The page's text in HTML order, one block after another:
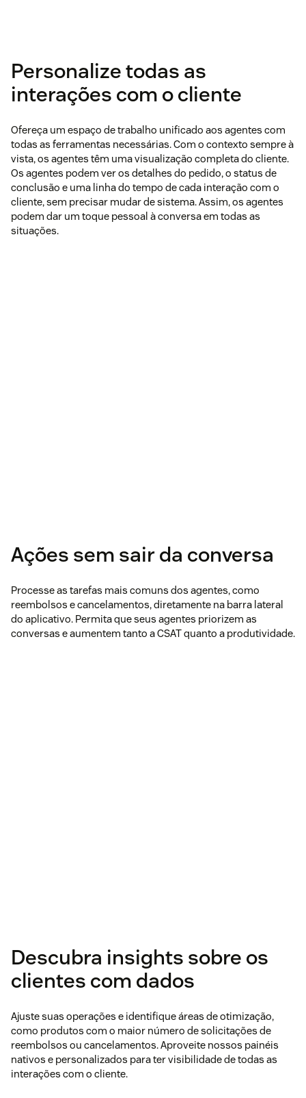
Personalize todas as
interações com o cliente
Ofereça um espaço de trabalho unificado aos agentes com
todas as ferramentas necessárias. Com o contexto sempre à
vista, os agentes têm uma visualização completa do cliente.
Os agentes podem ver os detalhes do pedido, o status de
conclusão e uma linha do tempo de cada interação com o
cliente, sem precisar mudar de sistema. Assim, os agentes
podem dar um toque pessoal à conversa em todas as
situações.
Ações sem sair da conversa
Processe as tarefas mais comuns dos agentes, como
reembolsos e cancelamentos, diretamente na barra lateral
do aplicativo. Permita que seus agentes priorizem as
conversas e aumentem tanto a CSAT quanto a produtividade.
Descubra insights sobre os
clientes com dados
Ajuste suas operações e identifique áreas de otimização,
como produtos com o maior número de solicitações de
reembolsos ou cancelamentos. Aproveite nossos painéis
nativos e personalizados para ter visibilidade de todas as
interações com o cliente.